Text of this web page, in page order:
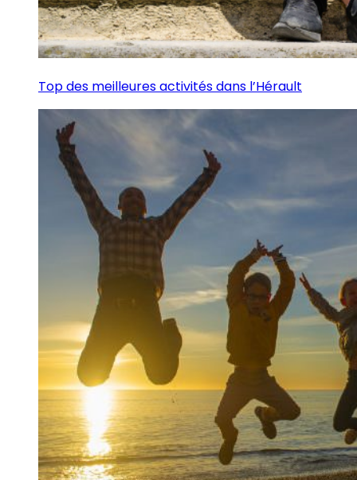
Top des meilleures activités dans l’Hérault